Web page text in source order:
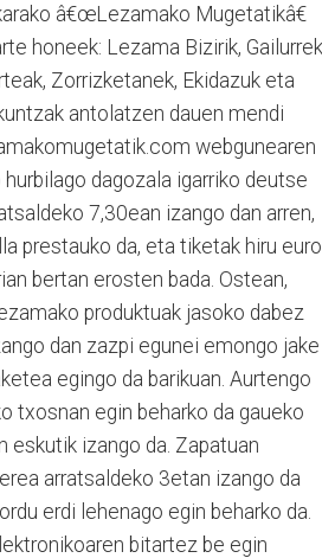
â€œLezamako Mugetatikâ€
honeek: Lezama Bizirik,
Zorrizketanek, Ekidazuk eta
antolatzen dauen mendi
webgunearen
dagozala igarriko deutse
7,30ean izango dan arren,
prestauko da, eta tiketak hiru euro
bertan erosten bada. Ostean,
produktuak jasoko dabez
dan zazpi egunei emongo jake
egingo da barikuan. Aurtengo
txosnan egin beharko da gaueko
izango da. Zapatuan
arratsaldeko 3etan izango da
erdi lehenago egin beharko da.
bitartez be egin